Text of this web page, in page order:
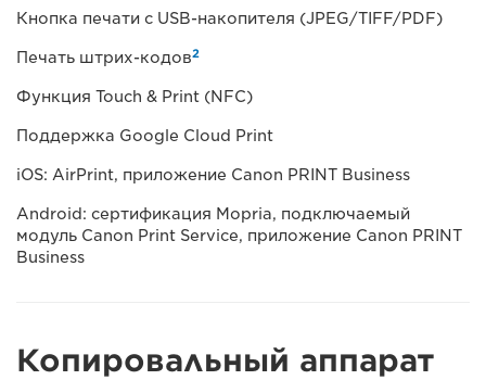
Кнопка печати с USB-накопителя (JPEG/TIFF/PDF)
Печать штрих-кодов2
Функция Touch & Print (NFC)
Поддержка Google Cloud Print
iOS: AirPrint, приложение Canon PRINT Business
Android: сертификация Mopria, подключаемый
модуль Canon Print Service, приложение Canon PRINT
Business
Копировальный аппарат